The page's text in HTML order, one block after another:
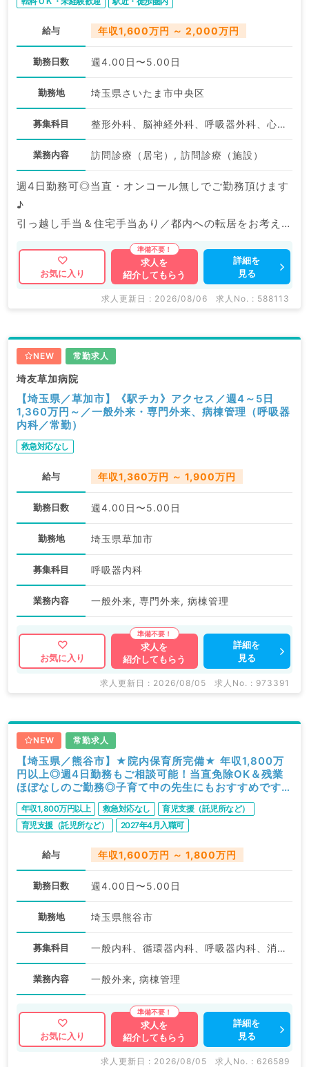
給与 年収1,600万円 ～ 2,000万円
勤務日数 週4.00日〜5.00日
勤務地 埼玉県さいたま市中央区
募集科目 整形外科、脳神経外科、呼吸器外科、心臓血管外科、一般内科、循環器内科、呼吸器内科、消化器内科、内分泌・代謝内科、腎臓内科、老年内科、外科系全般、一般外科、消化器外科
業務内容 訪問診療（居宅）, 訪問診療（施設）
週4日勤務可◎当直・オンコール無しでご勤務頂けます
♪
引っ越し手当＆住宅手当あり／都内への転居をお考えの
マイナビDOCTORでは病院やクリニックなどの医療機
関求人はもちろんのこと、
ます。
求人内容の詳細等はお気軽にお問合せ下さい。
お気に入り
求人を
紹介してもらう
詳細を
見る
求人更新日 : 2026/08/06 求人No. : 588113
NEW 常勤求人
埼友草加病院
【埼玉県／草加市】《駅チカ》アクセス／週4～5日
1,360万円～／一般外来・専門外来、病棟管理（呼吸器
内科／常勤）
救急対応なし
給与 年収1,360万円 ～ 1,900万円
勤務日数 週4.00日〜5.00日
勤務地 埼玉県草加市
募集科目 呼吸器内科
業務内容 一般外来, 専門外来, 病棟管理
お気に入り
求人を
紹介してもらう
詳細を
見る
求人更新日 : 2026/08/05 求人No. : 973391
NEW 常勤求人
【埼玉県／熊谷市】★院内保育所完備★ 年収1,800万
円以上◎週4日勤務もご相談可能！当直免除OK＆残業
ほぼなしのご勤務◎子育て中の先生にもおすすめです
（一般内科／常勤）
年収1,800万円以上 救急対応なし
育児支援（託児所など）
育児支援（託児所など）
2027年4月入職可
給与 年収1,600万円 ～ 1,800万円
勤務日数 週4.00日〜5.00日
勤務地 埼玉県熊谷市
募集科目 一般内科、循環器内科、呼吸器内科、消化器内科、内分泌・代謝内科
業務内容 一般外来, 病棟管理
お気に入り
求人を
紹介してもらう
詳細を
見る
求人更新日 : 2026/08/05 求人No. : 626589